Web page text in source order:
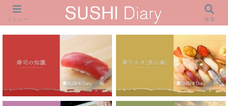
メニュー 検索